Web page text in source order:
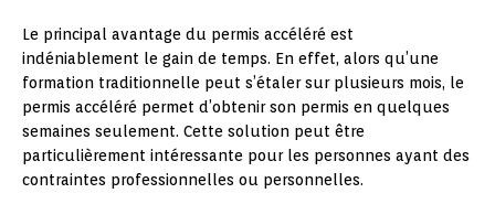
Le principal avantage du permis accéléré est
indéniablement le gain de temps. En effet, alors qu’une
formation traditionnelle peut s’étaler sur plusieurs mois, le
permis accéléré permet d’obtenir son permis en quelques
semaines seulement. Cette solution peut être
particulièrement intéressante pour les personnes ayant des
contraintes professionnelles ou personnelles.